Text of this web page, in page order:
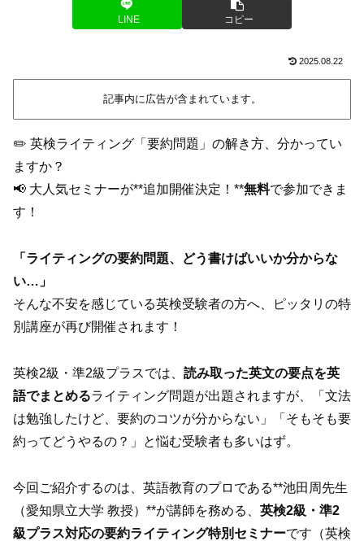
LINE コピー
2025.08.22
記事内に広告が含まれています。
✏️ 英検ライティング「要約問題」の解き方、分かってい
ますか？
📢 大人気セミナーが**追加開催決定！**無料で参加できま
す！
「ライティングの要約問題、どう書けばいいか分からな
い…」
そんな不安を感じている英検受験者の方へ、ピッタリの特
別講座が再び開催されます！
英検2級・準2級プラスでは、 読み取った英文の要点を英
語でまとめるライティング問題が出題されますが、「文法
は勉強したけど、要約のコツが分からない」「そもそも要
約ってどうやるの？」と悩む受験者も多いはず。
今回ご紹介するのは、英語教育のプロである**池田周先生
（愛知県立大学 教授）**が講師を務める、 英検2級・準2
級プラス対応の要約ライティング特別セミナーです（英検